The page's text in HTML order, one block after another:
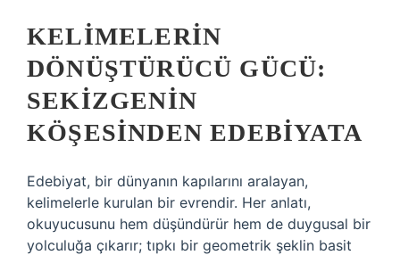
KELIMELERIN
DÖNÜŞTÜRÜCÜ GÜCÜ:
SEKIZGENIN
KÖŞESINDEN EDEBIYATA
Edebiyat, bir dünyanın kapılarını aralayan,
kelimelerle kurulan bir evrendir. Her anlatı,
okuyucusunu hem düşündürür hem de duygusal bir
yolculuğa çıkarır; tıpkı bir geometrik şeklin basit